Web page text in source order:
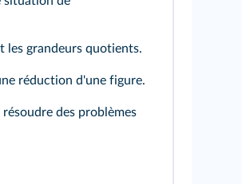
les grandeurs quotients.
réduction d'une figure.
des problèmes